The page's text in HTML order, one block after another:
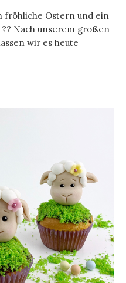
fröhliche Ostern und ein
Nach unserem großen
wir es heute